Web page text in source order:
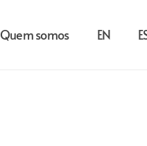
Quem somos EN